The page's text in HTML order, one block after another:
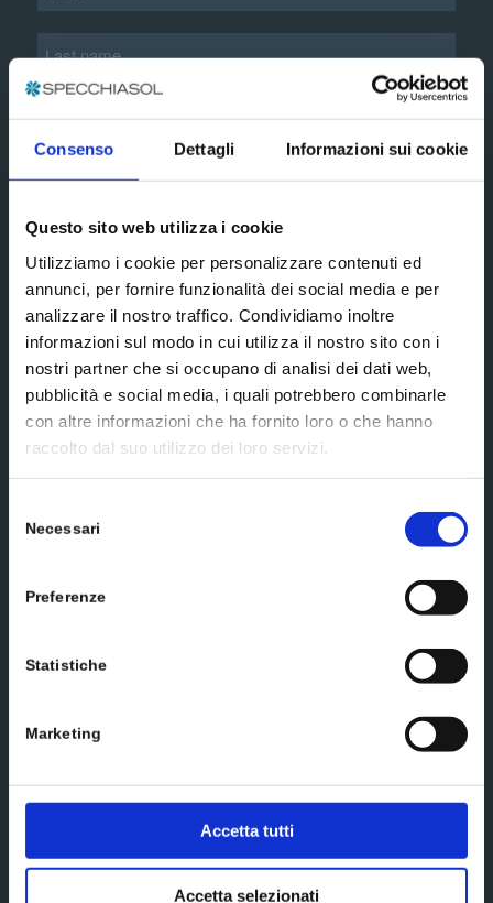
Consenso Dettagli Informazioni sui cookie
Questo sito web utilizza i cookie
Utilizziamo i cookie per personalizzare contenuti ed
annunci, per fornire funzionalità dei social media e per
analizzare il nostro traffico. Condividiamo inoltre
informazioni sul modo in cui utilizza il nostro sito con i
nostri partner che si occupano di analisi dei dati web,
pubblicità e social media, i quali potrebbero combinarle
con altre informazioni che ha fornito loro o che hanno
raccolto dal suo utilizzo dei loro servizi.
delNecessari
Preferenze
Statistiche
Marketing
Accetta tutti
Accetta selezionati
privacy policy
Subscribe
Social media
Send us a message